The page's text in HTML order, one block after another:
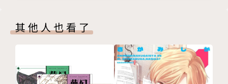
其他人也看了